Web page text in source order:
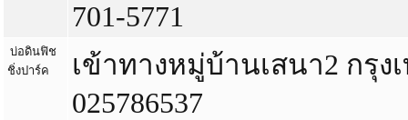
701-5771
บ่อดินฟิช
ชิ่งปาร์ค
เข้าทางหมู่บ้านเสนา2 กรุ
025786537